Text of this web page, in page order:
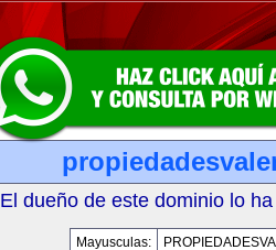
El dueño de este dominio lo
Mayusculas: